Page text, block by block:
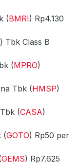
(BMRI) Rp4.130
Tbk Class B
(MPRO)
Tbk (HMSP)
(CASA)
(GOTO) Rp50 per
GEMS) Rp7.625